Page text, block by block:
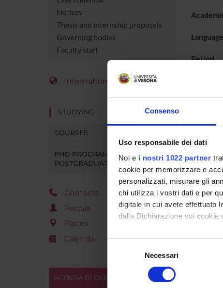
Consenso
Uso responsabile dei dati
Noi e i nostri 1022 partner
cookie per memorizzare e
personalizzati, misurare gli
chi utilizza i vostri dati e per
digitale in cui avete effettuato
dalla Dichiarazione sui cookie
Con il tuo consenso,
raccogliere
digitali).
consenso
Necessari
Notices
Thesis and internship proposals
Governing bodies
Faculty staff
International Students
STUDYING
COURSES
PHD PROGRAMMES AND
POSTGRADUATE TRAINING
Contacts
People
Places
Calendar
AGENDA DI OGGI
Period
Go